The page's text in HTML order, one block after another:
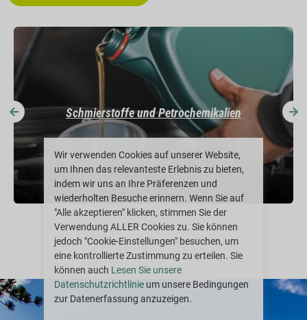
Schmierstoffe und Petrochemikalien
Wir verwenden Cookies auf unserer Website,
um Ihnen das relevanteste Erlebnis zu bieten,
indem wir uns an Ihre Präferenzen und
wiederholten Besuche erinnern. Wenn Sie auf
"Alle akzeptieren" klicken, stimmen Sie der
Verwendung ALLER Cookies zu. Sie können
jedoch "Cookie-Einstellungen" besuchen, um
eine kontrollierte Zustimmung zu erteilen. Sie
können auch Lesen Sie unsere
Datenschutzrichtlinie um unsere Bedingungen
zur Datenerfassung anzuzeigen.